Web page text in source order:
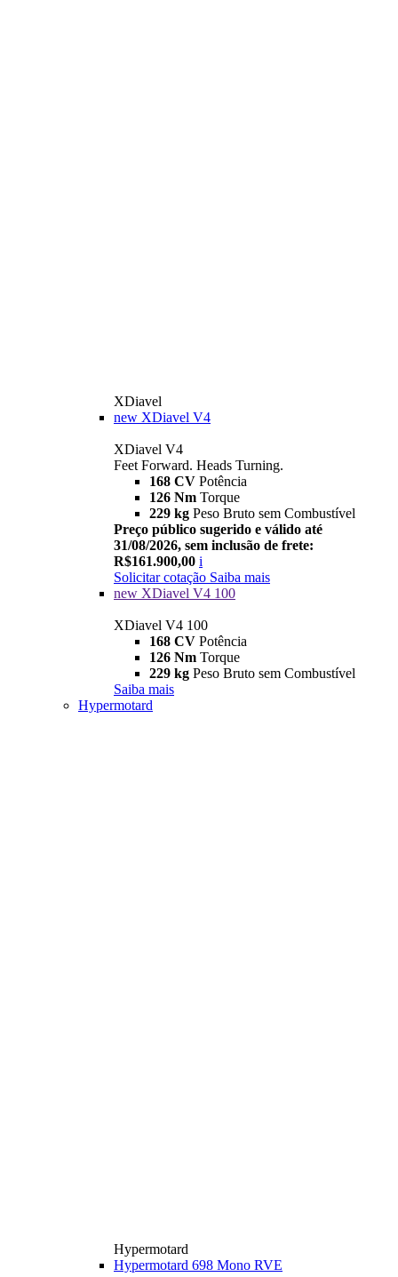
XDiavel
new XDiavel V4
XDiavel V4
Feet Forward. Heads Turning.
168 CV Potência
126 Nm Torque
229 kg Peso Bruto sem Combustível
Preço público sugerido e válido até
31/08/2026, sem inclusão de frete:
R$161.900,00 i
Solicitar cotação Saiba mais
new XDiavel V4 100
XDiavel V4 100
168 CV Potência
126 Nm Torque
229 kg Peso Bruto sem Combustível
Saiba mais
Hypermotard
Hypermotard
Hypermotard 698 Mono RVE